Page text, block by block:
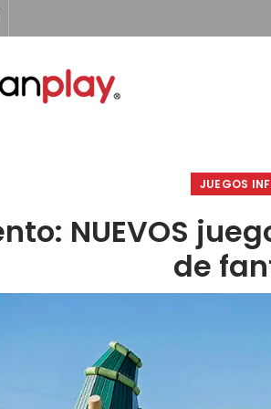
JUEGOS
NUEVOS
de